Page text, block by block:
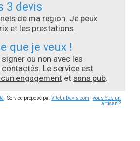
3 devis
de ma région. Je peux
et les prestations.
que je veux !
ou non avec les
Le service est
engagement et sans pub.
- Service proposé parViteUnDevis.com -Vous êtes un
artisan ?